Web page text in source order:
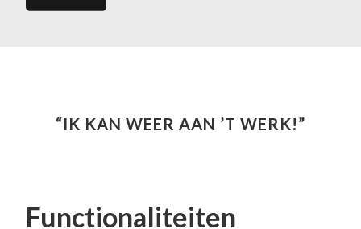
“IK KAN WEER AAN ’T WERK!”
Functionaliteiten